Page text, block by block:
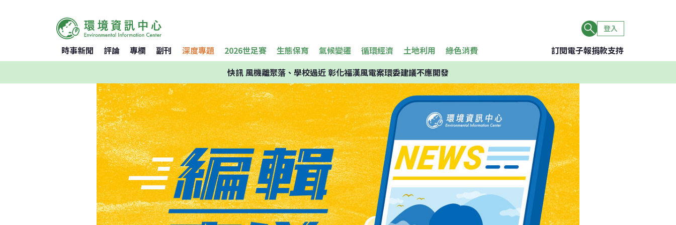
登入
時事新聞 評論 專欄 副刊 深度專題 2026世足賽 生態保育 氣候變遷 循環經濟 土地利用 綠色消費 訂閱電子報捐款支持
快訊風機離聚落、學校過近 彰化福漢風電案環委建議不應開發